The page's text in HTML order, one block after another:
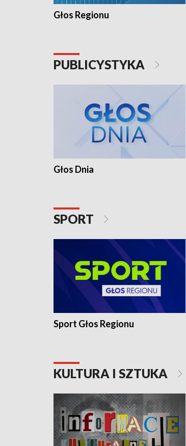
Głos Regionu
PUBLICYSTYKA
Głos Dnia
SPORT
Sport Głos Regionu
KULTURA I SZTUKA